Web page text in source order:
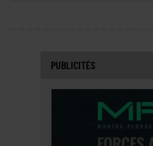
PUBLICITÉS